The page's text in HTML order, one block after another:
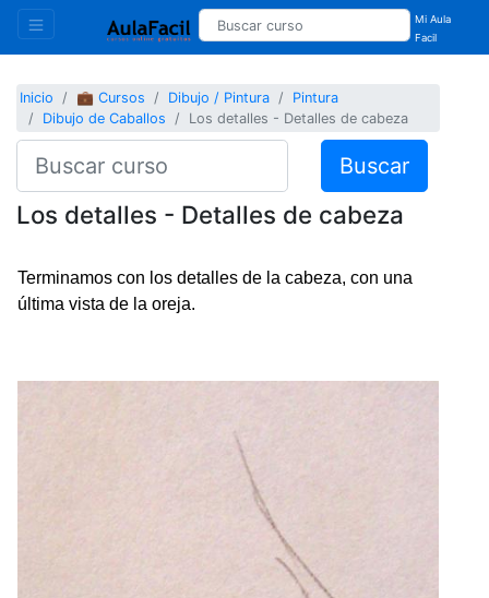
Mi Aula
Facil
Inicio 💼 Cursos Dibujo / Pintura
Pintura
Dibujo de Caballos
Los detalles - Detalles de cabeza
Buscar
Los detalles - Detalles de cabeza
Terminamos con los detalles de la cabeza, con una
última vista de la oreja.